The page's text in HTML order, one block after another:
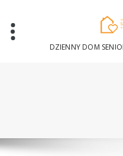
content
DZIENNY DOM